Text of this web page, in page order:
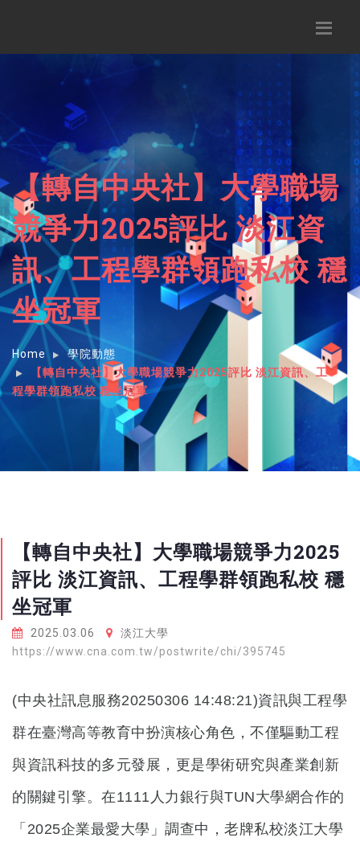
【轉自中央社】大學職場
競爭力2025評比 淡江資
訊、工程學群領跑私校 穩
坐冠軍
Home
學院動態
【轉自中央社】大學職場競爭力2025評比 淡江資訊、工
程學群領跑私校 穩坐冠軍
【轉自中央社】大學職場競爭力2025
評比 淡江資訊、工程學群領跑私校 穩
坐冠軍
2025.03.06
淡江大學
https://www.cna.com.tw/postwrite/chi/395745
(中央社訊息服務20250306 14:48:21)資訊與工程學
群在臺灣高等教育中扮演核心角色，不僅驅動工程
與資訊科技的多元發展，更是學術研究與產業創新
的關鍵引擎。在1111人力銀行與TUN大學網合作的
「2025企業最愛大學」調查中，老牌私校淡江大學